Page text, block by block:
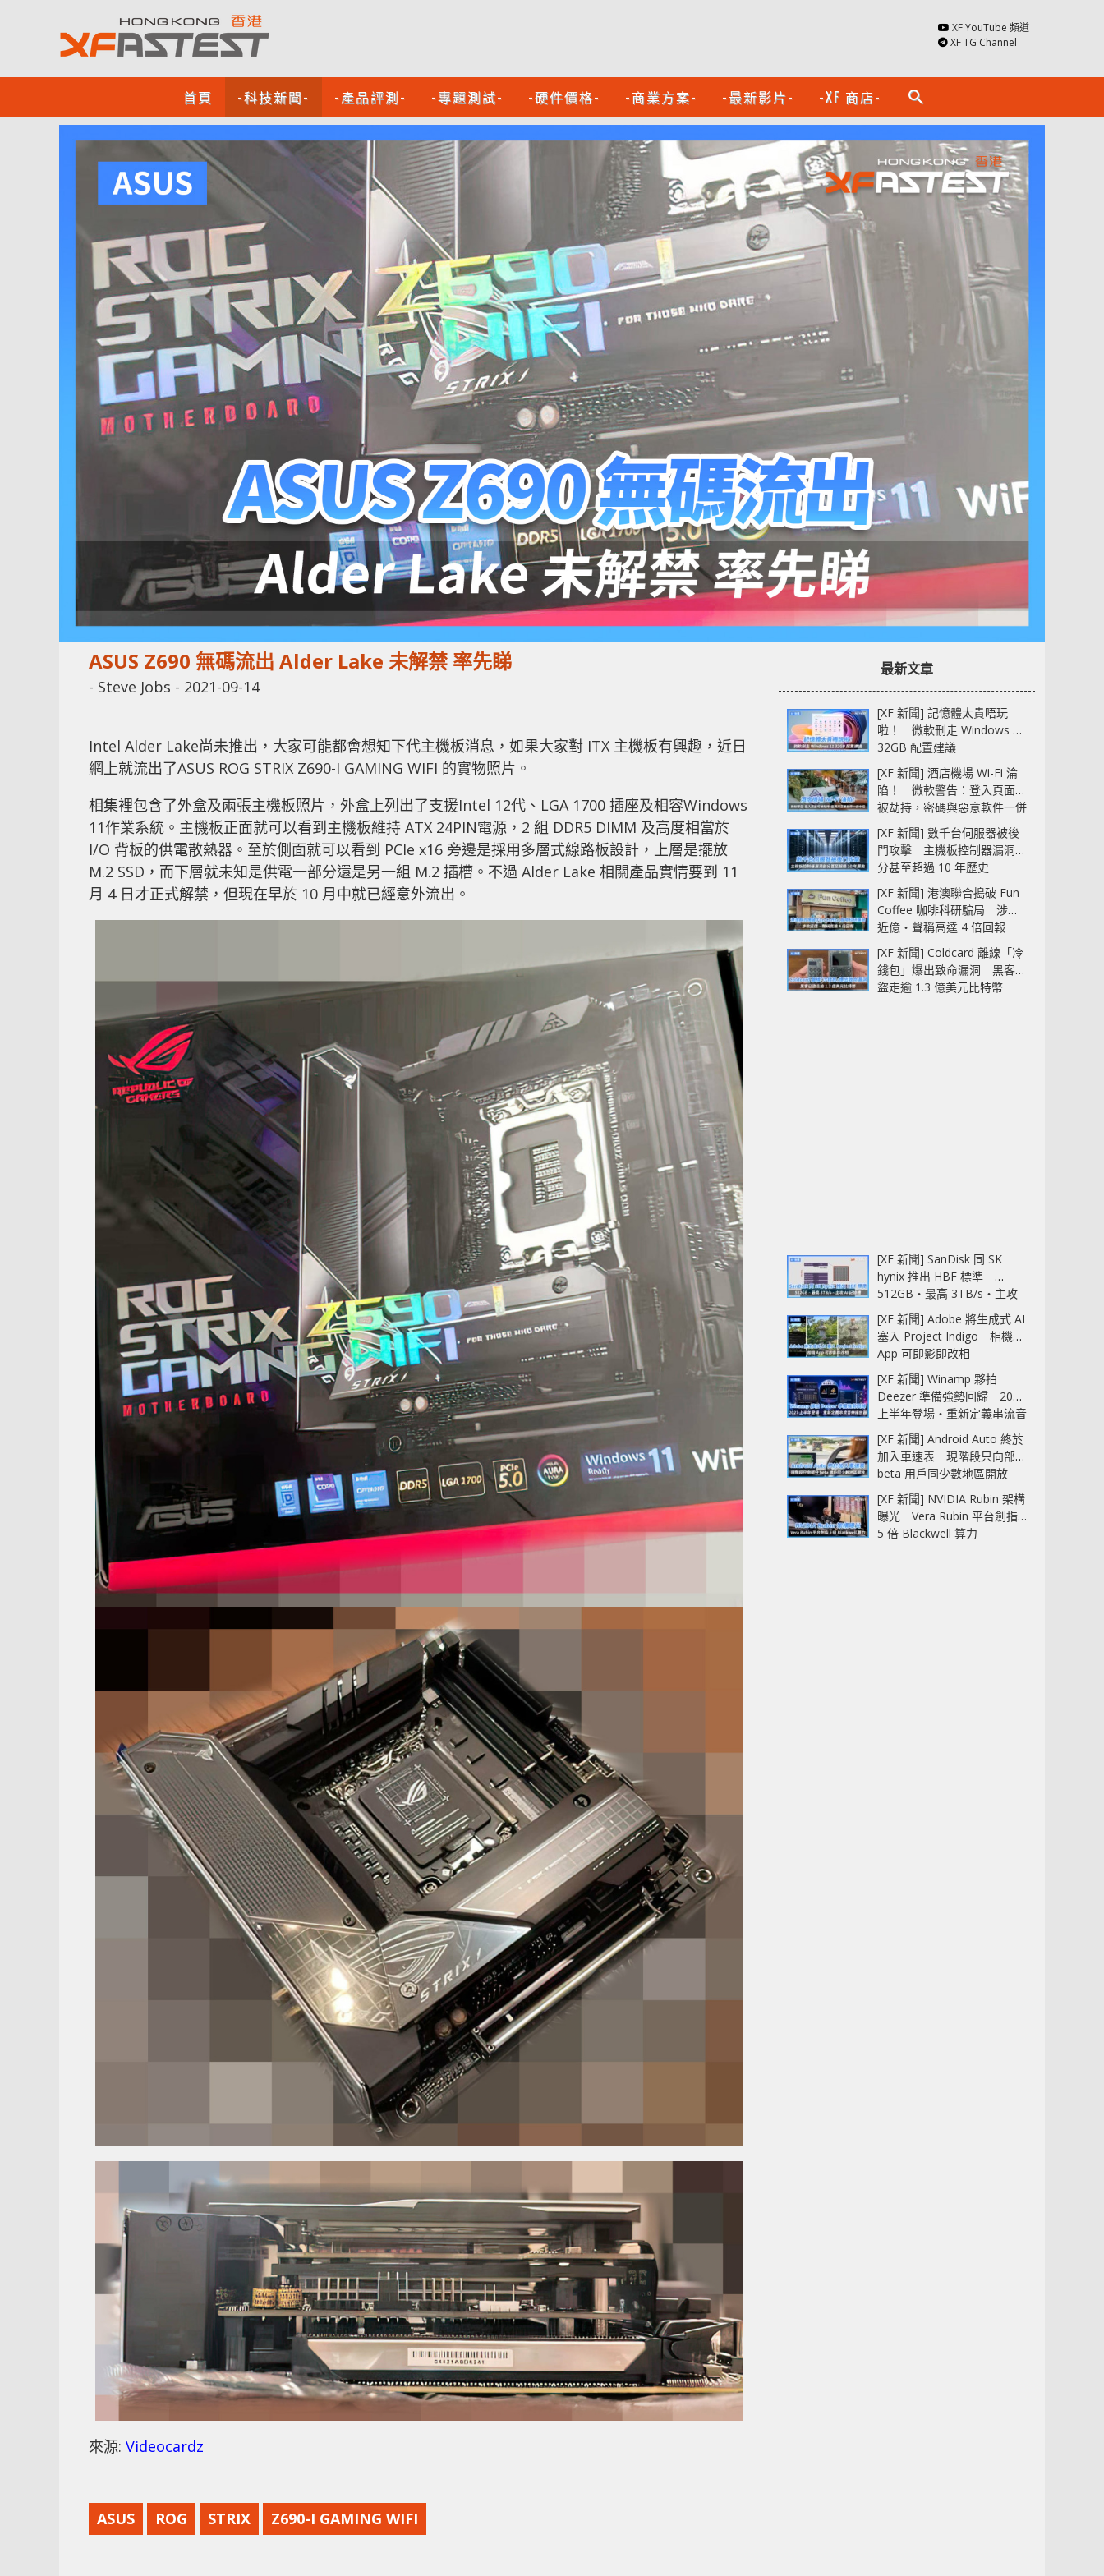
XF YouTube 頻道
XF TG Channel
首頁 -科技新聞- -產品評測- -專題測試- -硬件價格- -商業方案- -最新影片- -XF 商店- search
ASUS Z690 無碼流出 Alder Lake 未解禁 率先睇
- Steve Jobs - 2021-09-14
Intel Alder Lake尚未推出，大家可能都會想知下代主機板消息，如果大家對 ITX 主機板有興趣，近日
網上就流出了ASUS ROG STRIX Z690-I GAMING WIFI 的實物照片。
相集裡包含了外盒及兩張主機板照片，外盒上列出了支援Intel 12代、LGA 1700 插座及相容Windows
11作業系統。主機板正面就可以看到主機板維持 ATX 24PIN電源，2 組 DDR5 DIMM 及高度相當於
I/O 背板的供電散熱器。至於側面就可以看到 PCIe x16 旁邊是採用多層式線路板設計，上層是擺放
M.2 SSD，而下層就未知是供電一部分還是另一組 M.2 插槽。不過 Alder Lake 相關產品實情要到 11
月 4 日才正式解禁，但現在早於 10 月中就已經意外流出。
來源: Videocardz
ASUS ROG STRIX Z690-I GAMING WIFI
最新文章
[XF 新聞] 記憶體太貴唔玩
啦！ 微軟刪走 Windows 11
32GB 配置建議
[XF 新聞] 酒店機場 Wi-Fi 淪
陷！ 微軟警告：登入頁面可
被劫持，密碼與惡意軟件一併
中招
[XF 新聞] 數千台伺服器被後
門攻擊 主機板控制器漏洞部
分甚至超過 10 年歷史
[XF 新聞] 港澳聯合搗破 Fun
Coffee 咖啡科研騙局 涉款
近億‧聲稱高達 4 倍回報
[XF 新聞] Coldcard 離線「冷
錢包」爆出致命漏洞 黑客已
盜走逾 1.3 億美元比特幣
[XF 新聞] SanDisk 同 SK
hynix 推出 HBF 標準
512GB‧最高 3TB/s‧主攻
AI 記憶體
[XF 新聞] Adobe 將生成式 AI
塞入 Project Indigo 相機
App 可即影即改相
[XF 新聞] Winamp 夥拍
Deezer 準備強勢回歸 2027
上半年登場‧重新定義串流音
樂播放器
[XF 新聞] Android Auto 終於
加入車速表 現階段只向部分
beta 用戶同少數地區開放
[XF 新聞] NVIDIA Rubin 架構
曝光 Vera Rubin 平台劍指
5 倍 Blackwell 算力